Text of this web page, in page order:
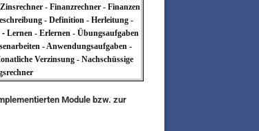
- Finanzrechner - Finanzen
- Definition - Herleitung -
- Lernen - Erlernen - Übungsaufgaben
- Anwendungsaufgaben -
Verzinsung - Nachschüssige
Module bzw. zur